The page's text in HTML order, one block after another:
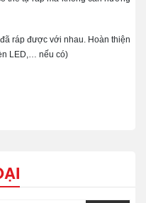
ráp được với nhau. Hoàn thiện
LED,… nếu có)